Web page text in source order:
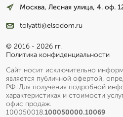
Москва, Лесная улица, 4. оф.
tolyatti@elsodom.ru
© 2016 - 2026 гг.
Политика конфиденциальности
Сайт носит исключительно
является публичной офертой,
РФ. Для получения подробной
характеристиках и стоимости
офис продаж.
100050018.100050000.10069